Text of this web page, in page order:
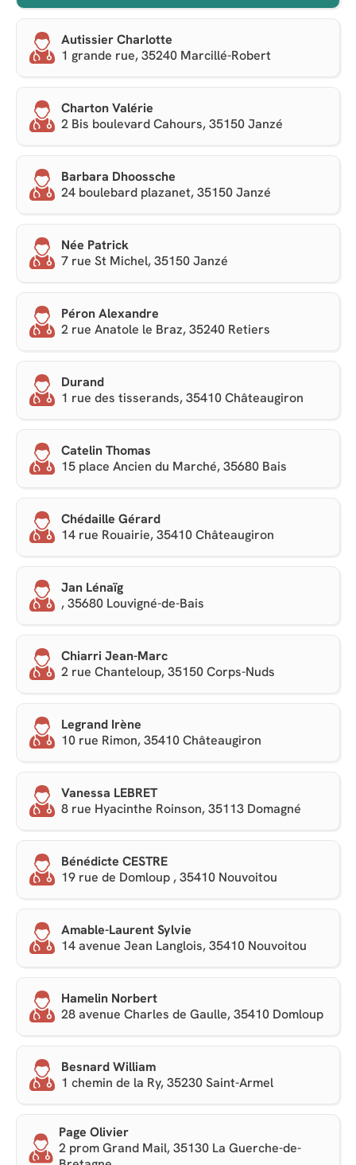
Autissier Charlotte
1 grande rue, 35240 Marcillé-Robert
Charton Valérie
2 Bis boulevard Cahours, 35150 Janzé
Barbara Dhoossche
24 boulebard plazanet, 35150 Janzé
Née Patrick
7 rue St Michel, 35150 Janzé
Péron Alexandre
2 rue Anatole le Braz, 35240 Retiers
Durand
1 rue des tisserands, 35410 Châteaugiron
Catelin Thomas
15 place Ancien du Marché, 35680 Bais
Chédaille Gérard
14 rue Rouairie, 35410 Châteaugiron
Jan Lénaïg
, 35680 Louvigné-de-Bais
Chiarri Jean-Marc
2 rue Chanteloup, 35150 Corps-Nuds
Legrand Irène
10 rue Rimon, 35410 Châteaugiron
Vanessa LEBRET
8 rue Hyacinthe Roinson, 35113 Domagné
Bénédicte CESTRE
19 rue de Domloup , 35410 Nouvoitou
Amable-Laurent Sylvie
14 avenue Jean Langlois, 35410 Nouvoitou
Hamelin Norbert
28 avenue Charles de Gaulle, 35410 Domloup
Besnard William
1 chemin de la Ry, 35230 Saint-Armel
Page Olivier
2 prom Grand Mail, 35130 La Guerche-de-